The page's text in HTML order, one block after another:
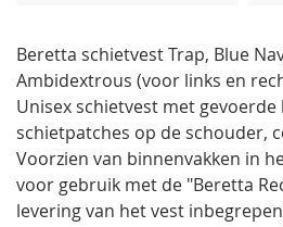
Beretta schietvest Trap, Blue
Ambidextrous (voor links en
Unisex schietvest met gevoerde
schietpatches op de schouder,
Voorzien van binnenvakken in
voor gebruik met de "Beretta
levering van het vest